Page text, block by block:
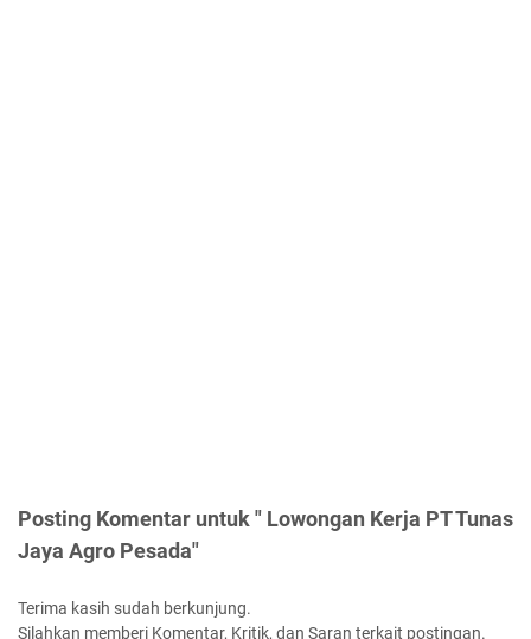
Posting Komentar untuk " Lowongan Kerja PT Tunas
Jaya Agro Pesada"
Terima kasih sudah berkunjung.
Silahkan memberi Komentar, Kritik, dan Saran terkait postingan.